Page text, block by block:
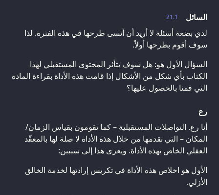
21.1
السائل
لدي بضعة أسئلة لا أريد أن أنسى طرحها في هذه الفترة. لذا
سوف أقوم بطرحها أولاً.
السؤال الأول هو: هل سوف يتأثر المحتوى المستقبلي لهذا
الكتاب بأي شكل من الأشكال إذا قامت هذه الأداة بقراءة المادة
التي قمنا بالحصول عليها؟
رع
أنا رع. التواصلات المستقبلية – كما تقومون بقياس الزمان/
المكان – التي نقدمها من خلال هذه الأداة لا صلة لها بالمعقّد
العقلي الخاص بهذه الأداة. ويعزى هذا إلى سببين:
الأول هو اخلاص هذه الأداة في تكريس إرادتها لخدمة الخالق
الأزلي.